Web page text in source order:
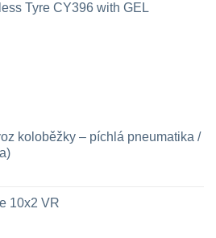
326 Kč
Tyre CY396 with GEL
koloběžky – píchlá pneumatika /
10x2 VR